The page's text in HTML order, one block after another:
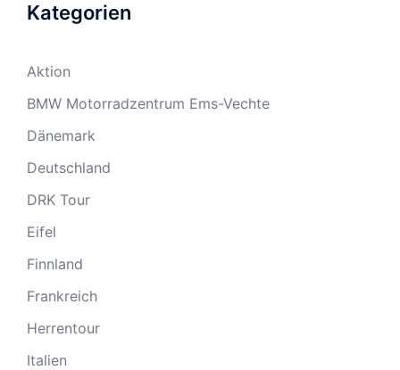
Kategorien
Aktion
BMW Motorradzentrum Ems-Vechte
Dänemark
Deutschland
DRK Tour
Eifel
Finnland
Frankreich
Herrentour
Italien